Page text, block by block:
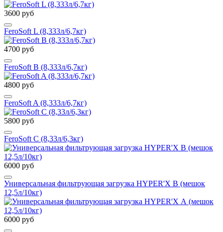
3600 руб
FeroSoft L (8,333л/6,7кг)
4700 руб
FeroSoft B (8,333л/6,7кг)
4800 руб
FeroSoft A (8,333л/6,7кг)
5800 руб
FeroSoft C (8,33л/6,3кг)
6000 руб
Универсальная фильтрующая загрузка HYPER'X В (мешок
12,5л/10кг)
6000 руб